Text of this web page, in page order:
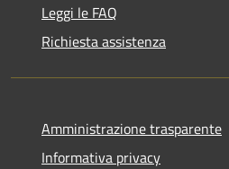
Leggi le FAQ
Richiesta assistenza
Amministrazione trasparente
Informativa privacy